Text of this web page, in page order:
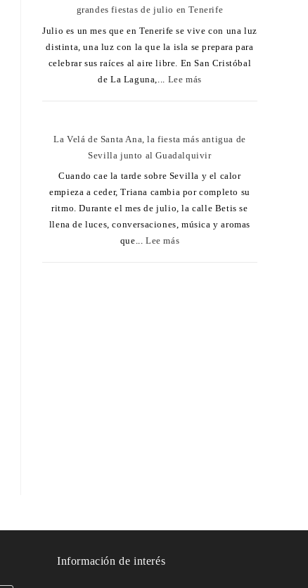
grandes fiestas de julio en Tenerife
Julio es un mes que en Tenerife se vive con una luz
distinta, una luz con la que la isla se prepara para
celebrar sus raíces al aire libre. En San Cristóbal
de La Laguna,... Lee más
La Velá de Santa Ana, la fiesta más antigua de
Sevilla junto al Guadalquivir
Cuando cae la tarde sobre Sevilla y el calor
empieza a ceder, Triana cambia por completo su
ritmo. Durante el mes de julio, la calle Betis se
llena de luces, conversaciones, música y aromas
que... Lee más
Información de interés